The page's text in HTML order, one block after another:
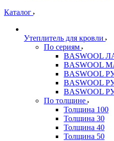
Каталог
Утеплитель для кровли
По сериям
BASWOOL
BASWOOL
BASWOOL
BASWOOL
BASWOOL
По толщине
Толщина 100
Толщина 30
Толщина 40
Толщина 50